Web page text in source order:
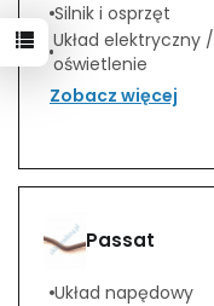
Silnik i osprzęt
Układ elektryczny /
oświetlenie
Zobacz więcej
Passat
Układ napędowy